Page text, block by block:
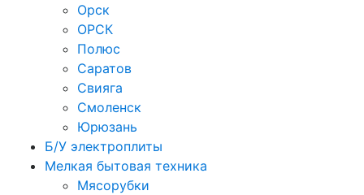
Орск
ОРСК
Полюс
Саратов
Свияга
Смоленск
Юрюзань
Б/У электроплиты
Мелкая бытовая техника
Мясорубки